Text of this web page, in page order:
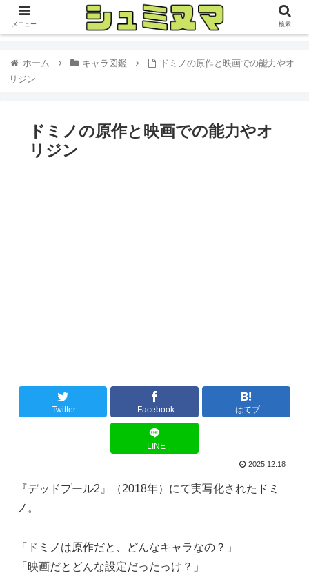
ホーム キャラ図鑑
ドミノの原作と映画での能力やオ
リジン
ドミノの原作と映画での能力やオ
リジン
Twitter Facebook はてブ
LINE
2025.12.18
『デッドプール2』（2018年）にて実写化されたドミ
ノ。
「ドミノは原作だと、どんなキャラなの？」
「映画だとどんな設定だったっけ？」
メニュー 検索